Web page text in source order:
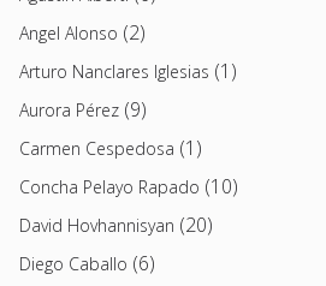
Angel Alonso (2)
Arturo Nanclares Iglesias (1)
Aurora Pérez (9)
Carmen Cespedosa (1)
Concha Pelayo Rapado (10)
David Hovhannisyan (20)
Diego Caballo (6)